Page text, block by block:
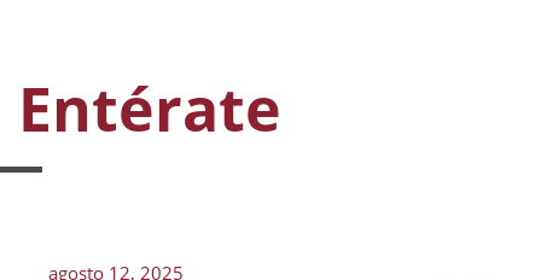
Entérate
agosto 12, 2025